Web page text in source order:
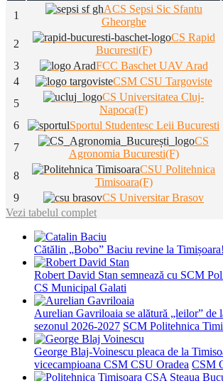
1
ACS Sepsi Sic Sfantu
Gheorghe
2
CS Rapid
Bucuresti(F)
3
FCC Baschet UAV Arad
4
CSM CSU Targoviste
5
CS Universitatea Cluj-
Napoca(F)
6
Sportul Studentesc Leii Bucuresti
7
CS
Agronomia Bucuresti(F)
8
CSU Politehnica
Timisoara(F)
9
CS Universitar Brasov
Vezi tabelul complet
Cătălin „Bobo” Baciu revine la Timișoara!
Robert David Stan semnează cu SCM
CS Municipal Galati
Aurelian Gavriloaia se alătură „leilor” de
sezonul 2026-2027 SCM Politehnica
George Blaj-Voinescu pleaca de la
vicecampioana CSM CSU Oradea CSM